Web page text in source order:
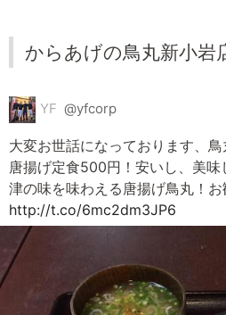
からあげの鳥丸新小岩
YF @yfcorp
大変お世話になっております、鳥
唐揚げ定食500円！安いし、美味
津の味を味わえる唐揚げ鳥丸！
http://t.co/6mc2dm3JP6